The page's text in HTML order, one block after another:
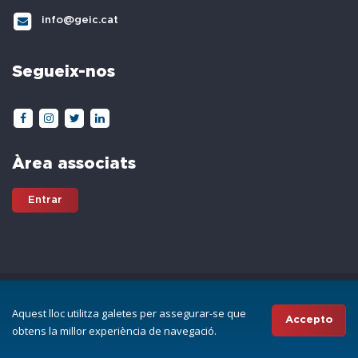
info@geic.cat
Segueix-nos
Àrea associats
Entrar
All Rights Reserved © GEIC | Gremi d'Escoles d'Idiomes de Catalunya
Disseny i programació web perProjectes a Internet
Aquest lloc utilitza galetes per assegurar-se que
obtens la millor experiència de navegació.
Accepto